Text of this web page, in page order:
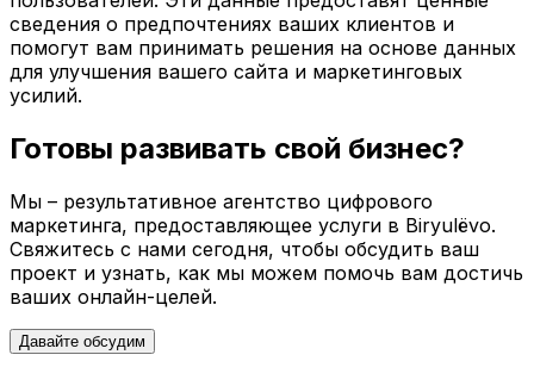
сведения о предпочтениях ваших клиентов и
помогут вам принимать решения на основе данных
для улучшения вашего сайта и маркетинговых
усилий.
Готовы развивать свой бизнес?
Мы – результативное агентство цифрового
маркетинга, предоставляющее услуги в Biryulëvo.
Свяжитесь с нами сегодня, чтобы обсудить ваш
проект и узнать, как мы можем помочь вам достичь
ваших онлайн-целей.
Давайте обсудим